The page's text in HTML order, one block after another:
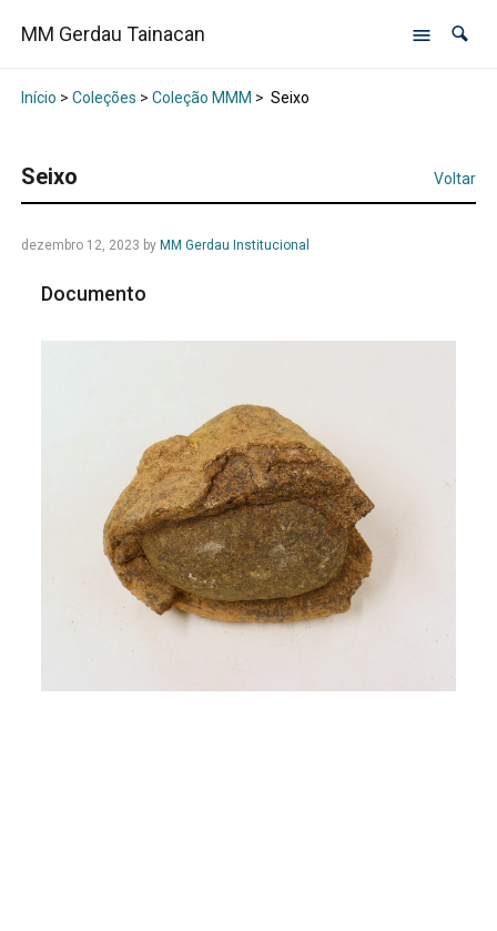
MM Gerdau Tainacan
Início > Coleções > Coleção MMM > Seixo
Seixo Voltar
dezembro 12, 2023 by MM Gerdau Institucional
Documento